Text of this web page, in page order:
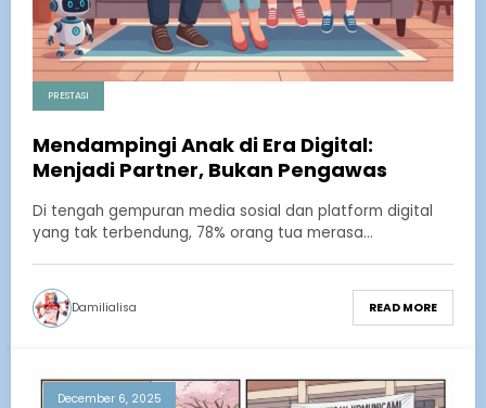
PRESTASI
Mendampingi Anak di Era Digital:
Menjadi Partner, Bukan Pengawas
Di tengah gempuran media sosial dan platform digital
yang tak terbendung, 78% orang tua merasa…
Damilialisa READ MORE
December 6, 2025